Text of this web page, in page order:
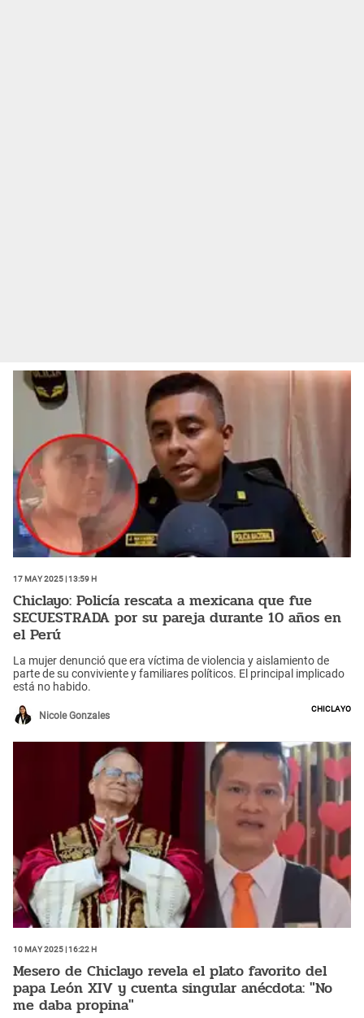
17 May 2025 | 13:59 h
Chiclayo: Policía rescata a mexicana que fue
SECUESTRADA por su pareja durante 10 años en
el Perú
La mujer denunció que era víctima de violencia y aislamiento de
parte de su conviviente y familiares políticos. El principal implicado
está no habido.
Nicole Gonzales
Chiclayo
10 May 2025 | 16:22 h
Mesero de Chiclayo revela el plato favorito del
papa León XIV y cuenta singular anécdota: "No
me daba propina"